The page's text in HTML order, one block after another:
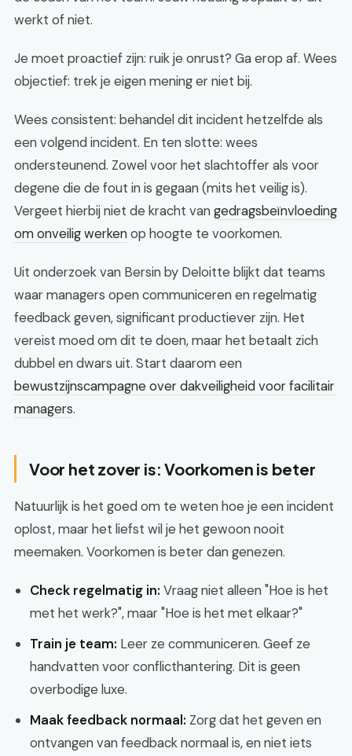
werkt of niet.
Je moet proactief zijn: ruik je onrust? Ga erop af. Wees
objectief: trek je eigen mening er niet bij.
Wees consistent: behandel dit incident hetzelfde als
een volgend incident. En ten slotte: wees
ondersteunend. Zowel voor het slachtoffer als voor
degene die de fout in is gegaan (mits het veilig is).
Vergeet hierbij niet de kracht vangedragsbeïnvloeding
om onveilig werkenop hoogte te voorkomen.
Uit onderzoek van Bersin by Deloitte blijkt dat teams
waar managers open communiceren en regelmatig
feedback geven, significant productiever zijn. Het
vereist moed om dit te doen, maar het betaalt zich
dubbel en dwars uit. Start daarom een
bewustzijnscampagne over dakveiligheid voor facilitair
managers.
Voor het zover is: Voorkomen is beter
Natuurlijk is het goed om te weten hoe je een incident
oplost, maar het liefst wil je het gewoon nooit
meemaken. Voorkomen is beter dan genezen.
Check regelmatig in: Vraag niet alleen "Hoe is het
met het werk?", maar "Hoe is het met elkaar?"
Train je team: Leer ze communiceren. Geef ze
handvatten voor conflicthantering. Dit is geen
overbodige luxe.
Maak feedback normaal: Zorg dat het geven en
ontvangen van feedback normaal is, en niet iets